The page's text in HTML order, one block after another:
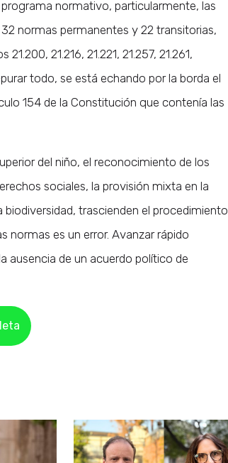
normativo, particularmente, las
normas permanentes y 22 transitorias,
21.216, 21.221, 21.257, 21.261,
todo, se está echando por la borda el
154 de la Constitución que contenía las
del niño, el reconocimiento de los
sociales, la provisión mixta en la
trascienden el procedimiento
normas es un error. Avanzar rápido
ausencia de un acuerdo político de